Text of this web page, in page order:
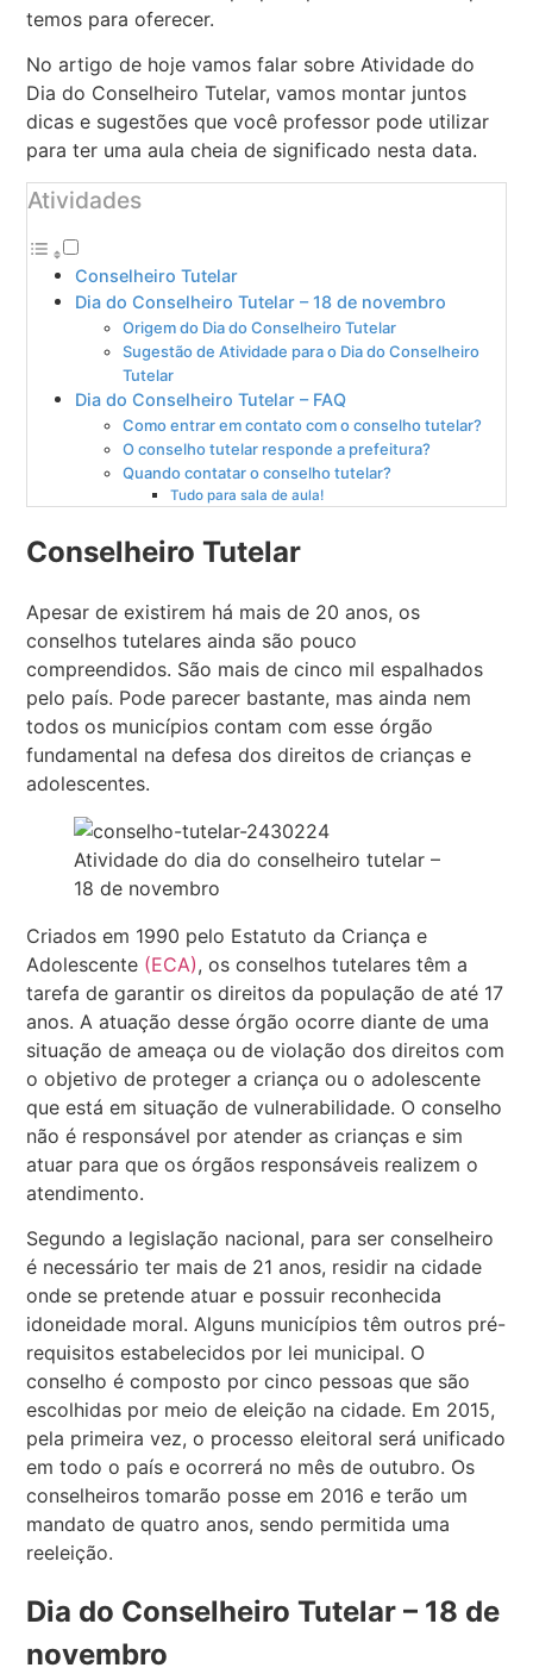
temos para oferecer.
No artigo de hoje vamos falar sobre Atividade do
Dia do Conselheiro Tutelar, vamos montar juntos
dicas e sugestões que você professor pode utilizar
para ter uma aula cheia de significado nesta data.
Atividades
Conselheiro Tutelar
Dia do Conselheiro Tutelar – 18 de novembro
Origem do Dia do Conselheiro Tutelar
Sugestão de Atividade para o Dia do Conselheiro
Tutelar
Dia do Conselheiro Tutelar – FAQ
Como entrar em contato com o conselho tutelar?
O conselho tutelar responde a prefeitura?
Quando contatar o conselho tutelar?
Tudo para sala de aula!
Conselheiro Tutelar
Apesar de existirem há mais de 20 anos, os
conselhos tutelares ainda são pouco
compreendidos. São mais de cinco mil espalhados
pelo país. Pode parecer bastante, mas ainda nem
todos os municípios contam com esse órgão
fundamental na defesa dos direitos de crianças e
adolescentes.
Atividade do dia do conselheiro tutelar –
18 de novembro
Criados em 1990 pelo Estatuto da Criança e
Adolescente (ECA), os conselhos tutelares têm a
tarefa de garantir os direitos da população de até 17
anos. A atuação desse órgão ocorre diante de uma
situação de ameaça ou de violação dos direitos com
o objetivo de proteger a criança ou o adolescente
que está em situação de vulnerabilidade. O conselho
não é responsável por atender as crianças e sim
atuar para que os órgãos responsáveis realizem o
atendimento.
Segundo a legislação nacional, para ser conselheiro
é necessário ter mais de 21 anos, residir na cidade
onde se pretende atuar e possuir reconhecida
idoneidade moral. Alguns municípios têm outros pré-
requisitos estabelecidos por lei municipal. O
conselho é composto por cinco pessoas que são
escolhidas por meio de eleição na cidade. Em 2015,
pela primeira vez, o processo eleitoral será unificado
em todo o país e ocorrerá no mês de outubro. Os
conselheiros tomarão posse em 2016 e terão um
mandato de quatro anos, sendo permitida uma
reeleição.
Dia do Conselheiro Tutelar – 18 de
novembro